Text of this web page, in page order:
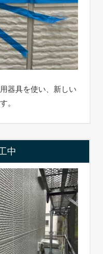
器具を使い、新しい
。
中